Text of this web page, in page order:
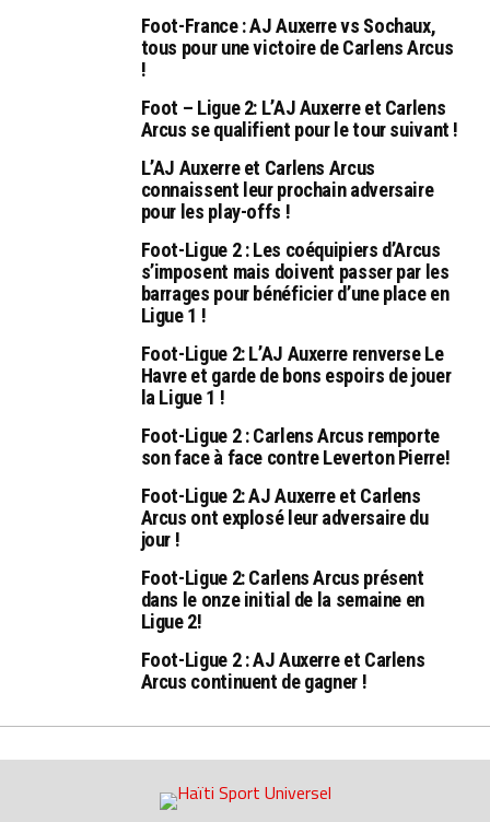
Foot-France : AJ Auxerre vs Sochaux,
tous pour une victoire de Carlens Arcus
!
Foot – Ligue 2: L’AJ Auxerre et Carlens
Arcus se qualifient pour le tour suivant !
L’AJ Auxerre et Carlens Arcus
connaissent leur prochain adversaire
pour les play-offs !
Foot-Ligue 2 : Les coéquipiers d’Arcus
s’imposent mais doivent passer par les
barrages pour bénéficier d’une place en
Ligue 1 !
Foot-Ligue 2: L’AJ Auxerre renverse Le
Havre et garde de bons espoirs de jouer
la Ligue 1 !
Foot-Ligue 2 : Carlens Arcus remporte
son face à face contre Leverton Pierre!
Foot-Ligue 2: AJ Auxerre et Carlens
Arcus ont explosé leur adversaire du
jour !
Foot-Ligue 2: Carlens Arcus présent
dans le onze initial de la semaine en
Ligue 2!
Foot-Ligue 2 : AJ Auxerre et Carlens
Arcus continuent de gagner !